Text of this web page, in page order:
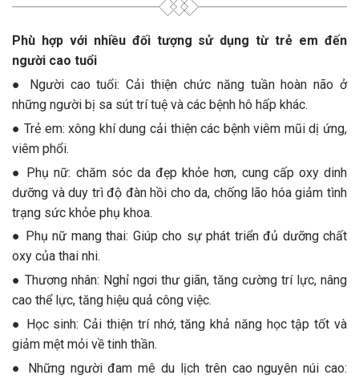
Phù hợp với nhiều đối tượng sử dụng từ trẻ em đến
người cao tuổi
● Người cao tuổi: Cải thiện chức năng tuần hoàn não ở
những người bị sa sút trí tuệ và các bệnh hô hấp khác.
● Trẻ em: xông khí dung cải thiện các bệnh viêm mũi dị ứng,
viêm phổi.
● Phụ nữ: chăm sóc da đẹp khỏe hơn, cung cấp oxy dinh
dưỡng và duy trì độ đàn hồi cho da, chống lão hóa giảm tình
trạng sức khỏe phụ khoa.
● Phụ nữ mang thai: Giúp cho sự phát triển đủ dưỡng chất
oxy của thai nhi.
● Thương nhân: Nghỉ ngơi thư giãn, tăng cường trí lực, nâng
cao thể lực, tăng hiệu quả công việc.
● Học sinh: Cải thiện trí nhớ, tăng khả năng học tập tốt và
giảm mệt mỏi về tinh thần.
● Những người đam mê du lịch trên cao nguyên núi cao: